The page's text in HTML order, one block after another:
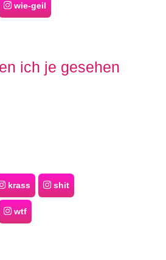
wie-geil
ich je gesehen
krass shit
wtf